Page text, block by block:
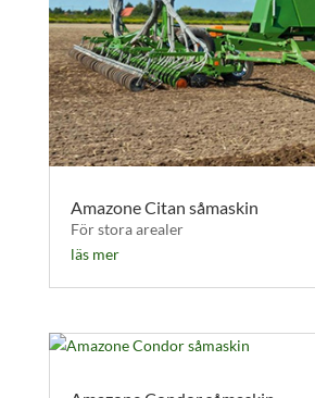
Amazone Citan såmaskin
För stora arealer
läs mer